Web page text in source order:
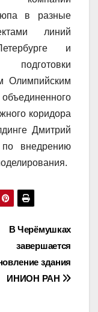
в разные
линий
и
Олимпийским
коридора
Дмитрий
по внедрению
В Черёмушках
завершается
здания
ИНИОН РАН